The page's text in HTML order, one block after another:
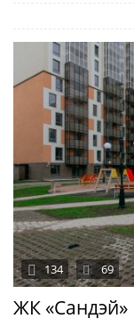
ЖК «Сандэй»
134 69